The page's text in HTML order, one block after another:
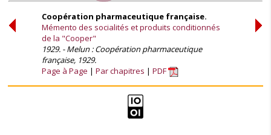
Coopération pharmaceutique française.
Mémento des socialités et produits conditionnés
de la "Cooper"
1929. - Melun : Coopération pharmaceutique
française, 1929.
Page à Page
Par chapitres PDF